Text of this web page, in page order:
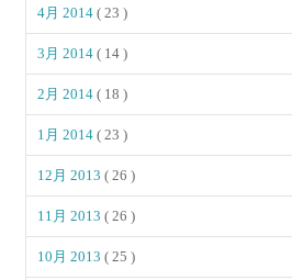
4月 2014( 23 )
3月 2014( 14 )
2月 2014( 18 )
1月 2014( 23 )
12月 2013( 26 )
11月 2013( 26 )
10月 2013( 25 )